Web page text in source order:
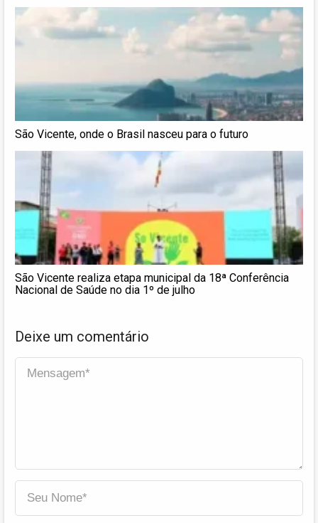
São Vicente, onde o Brasil nasceu para o futuro
São Vicente realiza etapa municipal da 18ª Conferência
Nacional de Saúde no dia 1º de julho
Deixe um comentário